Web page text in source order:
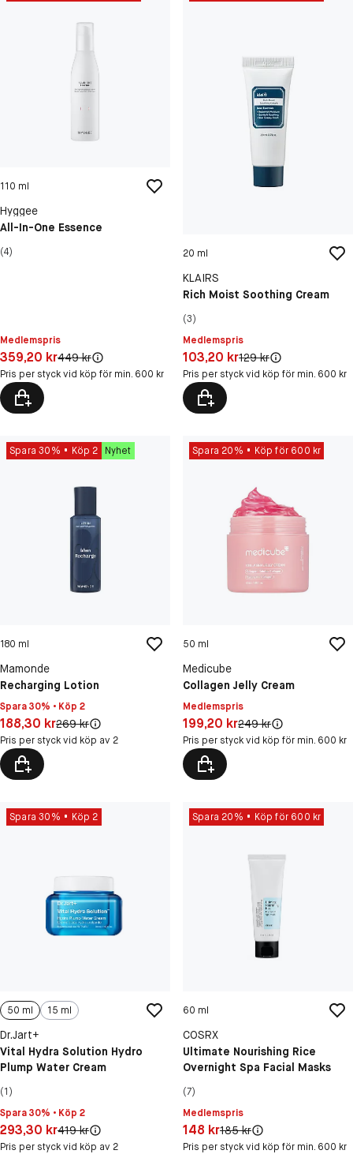
110 ml
Hyggee
All-In-One Essence
(4)
Medlemspris
Pris: 359,20 kr
359,20 krOriginal pris:
449 kr
Pris per styck vid köp för min. 600 kr
20 ml
KLAIRS
Rich Moist Soothing Cream
(3)
Medlemspris
Pris: 103,20 kr
103,20 krOriginal pris:
129 kr
Pris per styck vid köp för min. 600 kr
Spara 30% Köp 2 Nyhet
180 ml
Mamonde
Recharging Lotion
Spara 30% • Köp 2
Pris: 188,30 kr
188,30 krOriginal pris:
269 kr
Pris per styck vid köp av 2
Spara 20% Köp för 600 kr
50 ml
Medicube
Collagen Jelly Cream
Medlemspris
Pris: 199,20 kr
199,20 krOriginal pris:
249 kr
Pris per styck vid köp för min. 600 kr
Spara 30% Köp 2
50 ml 15 ml
Dr.Jart+
Vital Hydra Solution Hydro
Plump Water Cream
(1)
Spara 30% • Köp 2
Pris: 293,30 kr
293,30 krOriginal pris:
419 kr
Pris per styck vid köp av 2
Spara 20% Köp för 600 kr
60 ml
COSRX
Ultimate Nourishing Rice
Overnight Spa Facial Masks
(7)
Medlemspris
Pris: 148 kr
148 krOriginal pris:
185 kr
Pris per styck vid köp för min. 600 kr